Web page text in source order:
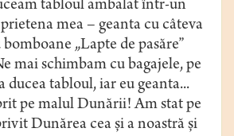
tabloul ambalat într-un
mea – geanta cu câteva
„Lapte de pasăre”
mai schimbam cu bagajele, pe
ducea tabloul, iar eu geanta...
pe malul Dunării! Am stat pe
Dunărea cea şi a noastră şi